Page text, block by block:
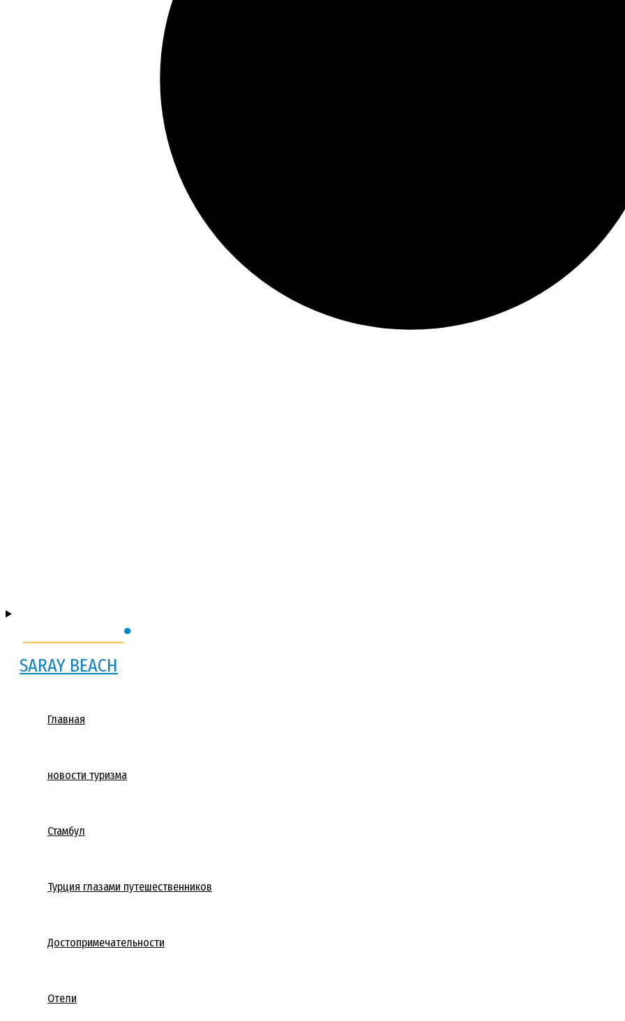
SARAY BEACH
Главная
новости туризма
Стамбул
Турция глазами путешественников
Достопримечательности
Отели